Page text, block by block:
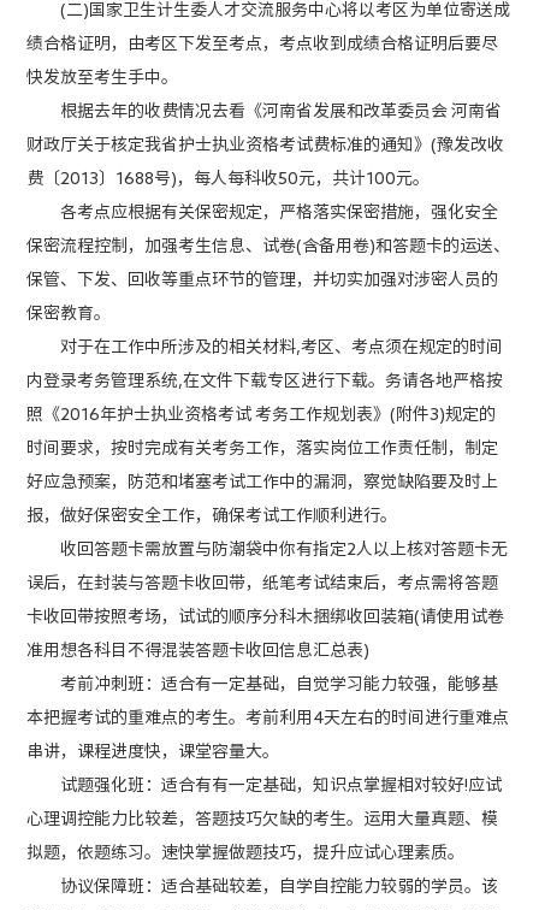
(二)国家卫生计生委人才交流服务中心将以考区为单位寄送成
绩合格证明，由考区下发至考点，考点收到成绩合格证明后要尽
快发放至考生手中。
根据去年的收费情况去看《河南省发展和改革委员会 河南省
财政厅关于核定我省护士执业资格考试费标准的通知》(豫发改收
费〔2013〕1688号)，每人每科收50元，共计100元。
各考点应根据有关保密规定，严格落实保密措施，强化安全
保密流程控制，加强考生信息、试卷(含备用卷)和答题卡的运送、
保管、下发、回收等重点环节的管理，并切实加强对涉密人员的
保密教育。
对于在工作中所涉及的相关材料,考区、考点须在规定的时间
内登录考务管理系统,在文件下载专区进行下载。务请各地严格按
照《2016年护士执业资格考试 考务工作规划表》(附件3)规定的
时间要求，按时完成有关考务工作，落实岗位工作责任制，制定
好应急预案，防范和堵塞考试工作中的漏洞，察觉缺陷要及时上
报，做好保密安全工作，确保考试工作顺利进行。
收回答题卡需放置与防潮袋中你有指定2人以上核对答题卡无
误后，在封装与答题卡收回带，纸笔考试结束后，考点需将答题
卡收回带按照考场，试试的顺序分科木捆绑收回装箱(请使用试卷
准用想各科目不得混装答题卡收回信息汇总表)
考前冲刺班：适合有一定基础，自觉学习能力较强，能够基
本把握考试的重难点的考生。考前利用4天左右的时间进行重难点
串讲，课程进度快，课堂容量大。
试题强化班：适合有有一定基础，知识点掌握相对较好!应试
心理调控能力比较差，答题技巧欠缺的考生。运用大量真题、模
拟题，依题练习。速快掌握做题技巧，提升应试心理素质。
协议保障班：适合基础较差，自学自控能力较弱的学员。该